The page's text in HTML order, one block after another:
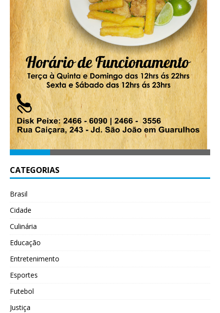
CATEGORIAS
Brasil
Cidade
Culinária
Educação
Entretenimento
Esportes
Futebol
Justiça